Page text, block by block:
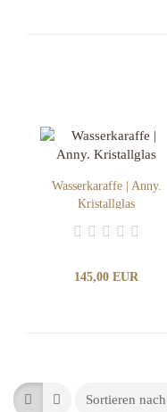
Wasserkaraffe | Anny.
Kristallglas
145,00 EUR
Sortieren nach